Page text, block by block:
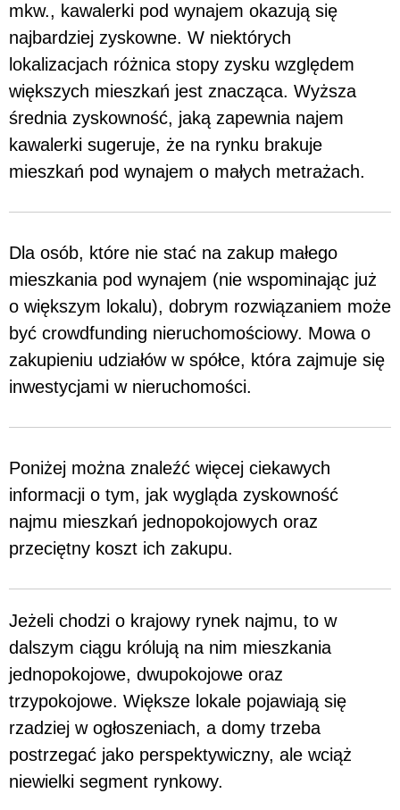
mkw., kawalerki pod wynajem okazują się
najbardziej zyskowne. W niektórych
lokalizacjach różnica stopy zysku względem
większych mieszkań jest znacząca. Wyższa
średnia zyskowność, jaką zapewnia najem
kawalerki sugeruje, że na rynku brakuje
mieszkań pod wynajem o małych metrażach.
Dla osób, które nie stać na zakup małego
mieszkania pod wynajem (nie wspominając już
o większym lokalu), dobrym rozwiązaniem może
być crowdfunding nieruchomościowy. Mowa o
zakupieniu udziałów w spółce, która zajmuje się
inwestycjami w nieruchomości.
Poniżej można znaleźć więcej ciekawych
informacji o tym, jak wygląda zyskowność
najmu mieszkań jednopokojowych oraz
przeciętny koszt ich zakupu.
Jeżeli chodzi o krajowy rynek najmu, to w
dalszym ciągu królują na nim mieszkania
jednopokojowe, dwupokojowe oraz
trzypokojowe. Większe lokale pojawiają się
rzadziej w ogłoszeniach, a domy trzeba
postrzegać jako perspektywiczny, ale wciąż
niewielki segment rynkowy.